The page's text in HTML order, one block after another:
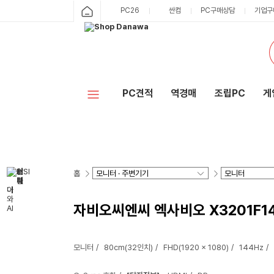
PC26 싼컴 PC구매상담 기업
PC견적 역경매 조립PC 게
홈
자비오씨엔씨 엑사비오
모니터 80cm(32인치) FHD(1920 x 1080) 144Hz